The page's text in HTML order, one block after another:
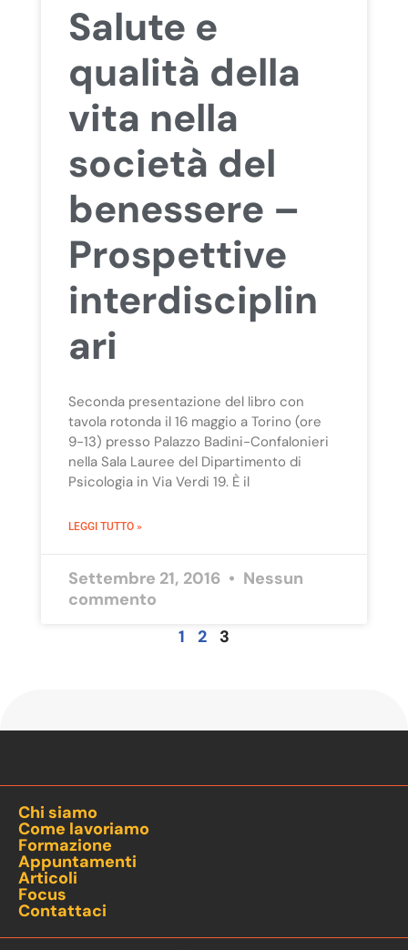
Salute e
qualità della
vita nella
società del
benessere –
Prospettive
interdisciplin
ari
Seconda presentazione del libro con
tavola rotonda il 16 maggio a Torino (ore
9-13) presso Palazzo Badini-Confalonieri
nella Sala Lauree del Dipartimento di
Psicologia in Via Verdi 19. È il
LEGGI TUTTO »
Settembre 21, 2016
Nessun
commento
1
2 3
Chi siamo
Come lavoriamo
Formazione
Appuntamenti
Articoli
Focus
Contattaci